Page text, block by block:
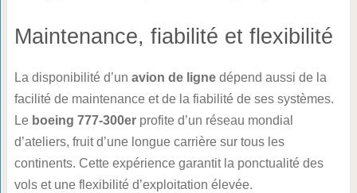
Maintenance, fiabilité et flexibilité
La disponibilité d’un avion de lignedépend aussi de la
facilité de maintenance et de la fiabilité de ses systèmes.
Le boeing 777-300erprofite d’un réseau mondial
d’ateliers, fruit d’une longue carrière sur tous les
continents. Cette expérience garantit la ponctualité des
vols et une flexibilité d’exploitation élevée.